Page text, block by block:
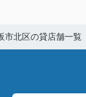
市北区の貸店舗一覧